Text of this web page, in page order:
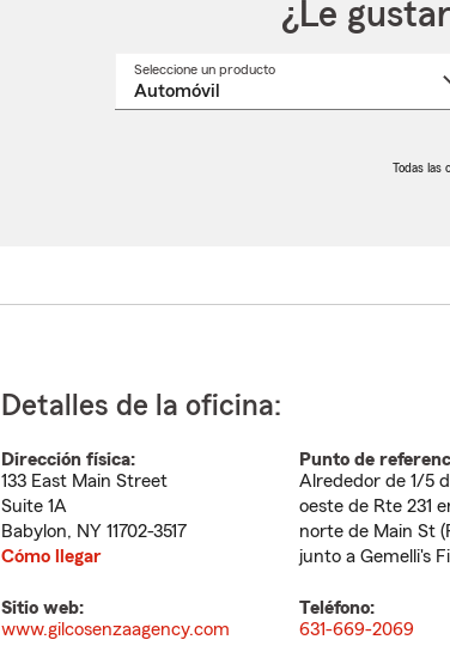
¿Le
Seleccione un productoSeleccione
Todas las
Detalles de la oficina:
Dirección física:
133 East Main Street
Suite 1A
Babylon, NY 11702-3517
Cómo llegar
Punto de
Alrededor de 1/5
oeste de Rte 231
norte de Main St
junto a Gemelli's
Sitio web:
www.gilcosenzaagency.com
Teléfono:
631-669-2069